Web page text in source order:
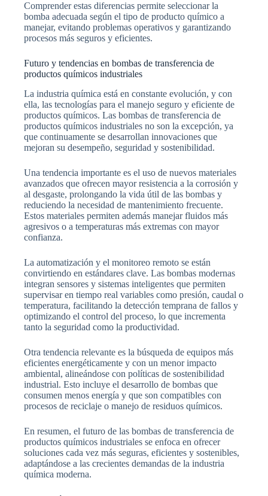
Comprender estas diferencias permite seleccionar la
bomba adecuada según el tipo de producto químico a
manejar, evitando problemas operativos y garantizando
procesos más seguros y eficientes.
Futuro y tendencias en bombas de transferencia de
productos químicos industriales
La industria química está en constante evolución, y con
ella, las tecnologías para el manejo seguro y eficiente de
productos químicos. Las bombas de transferencia de
productos químicos industriales no son la excepción, ya
que continuamente se desarrollan innovaciones que
mejoran su desempeño, seguridad y sostenibilidad.
Una tendencia importante es el uso de nuevos materiales
avanzados que ofrecen mayor resistencia a la corrosión y
al desgaste, prolongando la vida útil de las bombas y
reduciendo la necesidad de mantenimiento frecuente.
Estos materiales permiten además manejar fluidos más
agresivos o a temperaturas más extremas con mayor
confianza.
La automatización y el monitoreo remoto se están
convirtiendo en estándares clave. Las bombas modernas
integran sensores y sistemas inteligentes que permiten
supervisar en tiempo real variables como presión, caudal o
temperatura, facilitando la detección temprana de fallos y
optimizando el control del proceso, lo que incrementa
tanto la seguridad como la productividad.
Otra tendencia relevante es la búsqueda de equipos más
eficientes energéticamente y con un menor impacto
ambiental, alineándose con políticas de sostenibilidad
industrial. Esto incluye el desarrollo de bombas que
consumen menos energía y que son compatibles con
procesos de reciclaje o manejo de residuos químicos.
En resumen, el futuro de las bombas de transferencia de
productos químicos industriales se enfoca en ofrecer
soluciones cada vez más seguras, eficientes y sostenibles,
adaptándose a las crecientes demandas de la industria
química moderna.